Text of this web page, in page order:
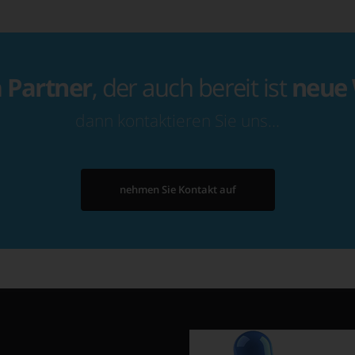
Partner, der auch bereit ist neue
dann kontaktieren Sie uns…
nehmen Sie Kontakt auf